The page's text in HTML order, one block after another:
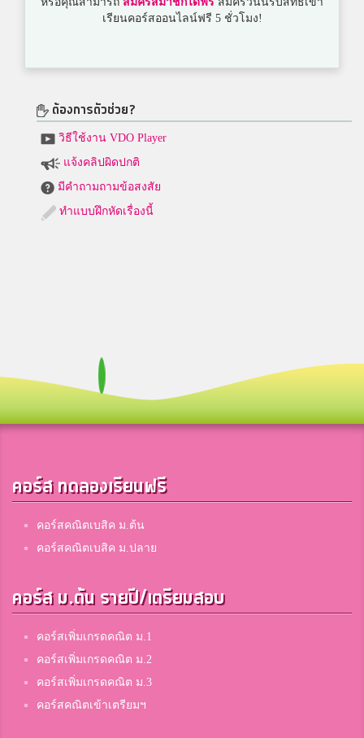
เรียนคอร์สออนไลน์ฟรี 5 ชั่วโมง!
ต้องการตัวช่วย?
วิธีใช้งาน VDO Player
แจ้งคลิปผิดปกติ
มีคำถามถามข้อสงสัย
ทำแบบฝึกหัดเรื่องนี้
คอร์ส ทดลองเรียนฟรี
คอร์สคณิตเบสิค ม.ต้น
คอร์สคณิตเบสิค ม.ปลาย
คอร์ส ม.ต้น รายปี/เตรียมสอบ
คอร์สเพิ่มเกรดคณิต ม.1
คอร์สเพิ่มเกรดคณิต ม.2
คอร์สเพิ่มเกรดคณิต ม.3
คอร์สคณิตเข้าเตรียมฯ